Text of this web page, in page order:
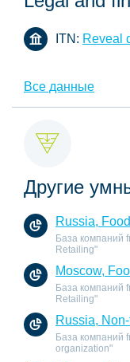
ITN: Reveal
Все данные
Другие
Russia,
База компаний
Retailing"
Moscow,
База компаний
Retailing"
Russia,
База компаний
organization"